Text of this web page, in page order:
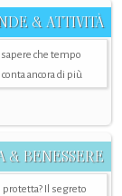
& ATTIVITÀ
che tempo
ancora di più
& BENESSERE
protetta? Il segreto